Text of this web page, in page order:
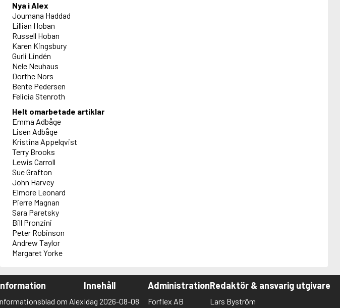
Nya i Alex
Joumana Haddad
Lillian Hoban
Russell Hoban
Karen Kingsbury
Gurli Lindén
Nele Neuhaus
Dorthe Nors
Bente Pedersen
Felicia Stenroth
Helt omarbetade artiklar
Emma Adbåge
Lisen Adbåge
Kristina Appelqvist
Terry Brooks
Lewis Carroll
Sue Grafton
John Harvey
Elmore Leonard
Pierre Magnan
Sara Paretsky
Bill Pronzini
Peter Robinson
Andrew Taylor
Margaret Yorke
om Alex
Innehåll
Idag 2026-08-08
Administration
Forflex AB
Redaktör & ansvarig utgivare
Lars Byström